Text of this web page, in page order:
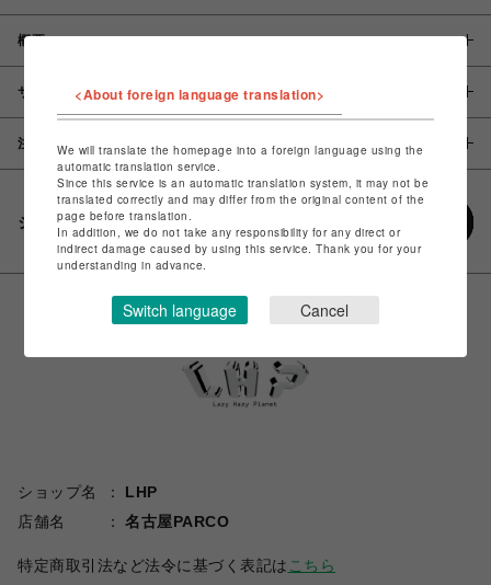
概要
サイズ
注意事項
シェアする
ショップ名
LHP
店舗名
名古屋PARCO
特定商取引法など法令に基づく表記は こちら
<About foreign language translation>
We will translate the homepage into a foreign language using the
automatic translation service.
Since this service is an automatic translation system, it may not be
translated correctly and may differ from the original content of the
page before translation.
In addition, we do not take any responsibility for any direct or
indirect damage caused by using this service. Thank you for your
understanding in advance.
Switch language Cancel